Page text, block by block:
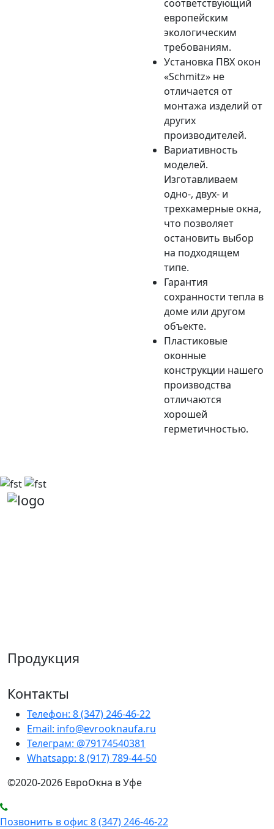
соответствующий
европейским
экологическим
требованиям.
Установка ПВХ окон
«Schmitz» не
отличается от
монтажа изделий от
других
производителей.
Вариативность
моделей.
Изготавливаем
одно-, двух- и
трехкамерные окна,
что позволяет
остановить выбор
на подходящем
типе.
Гарантия
сохранности тепла в
доме или другом
объекте.
Пластиковые
оконные
конструкции нашего
производства
отличаются
хорошей
герметичностью.
Продукция
Контакты
Телефон: 8 (347) 246-46-22
Email: info@evrooknaufa.ru
Телеграм: @79174540381
Whatsapp: 8 (917) 789-44-50
©2020-2026 ЕвроОкна в Уфе
Позвонить в офис 8 (347) 246-46-22